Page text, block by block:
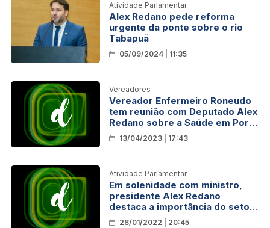
Atividade Parlamentar
Alex Redano pede reforma
urgente da ponte sobre o rio
Tabapuã
05/09/2024 | 11:35
Vereadores
Vereador Enfermeiro Roneudo
tem reunião com Deputado Alex
Redano sobre a Saúde em Porto
Velho
13/04/2023 | 17:43
Atividade Parlamentar
Em solenidade com ministro,
presidente Alex Redano
destaca a importância do setor
mineral para Rondônia
28/01/2022 | 20:45